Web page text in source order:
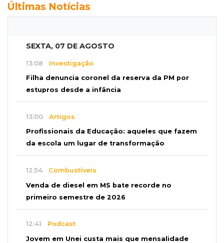
Últimas Notícias
SEXTA, 07 DE AGOSTO
13:08 Investigação
Filha denuncia coronel da reserva da PM por
estupros desde a infância
13:00 Artigos
Profissionais da Educação: aqueles que fazem
da escola um lugar de transformação
12:54 Combustíveis
Venda de diesel em MS bate recorde no
primeiro semestre de 2026
12:41 Podcast
Jovem em Unei custa mais que mensalidade